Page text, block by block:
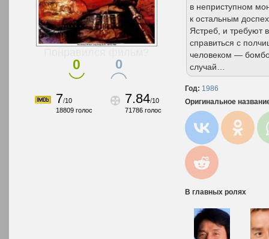
0 0
7/10
18809 голос
7.84/10
71786 голос
в неприступном
к остальным
Ястреб, и требуют
справиться с
человеком —
случай…
Год: 1986
Оригинальное
В главных ролях